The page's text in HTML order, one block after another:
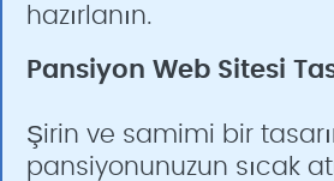
hazırlanın.
Pansiyon Web Sitesi
Şirin ve samimi bir
pansiyonunuzun sıcak